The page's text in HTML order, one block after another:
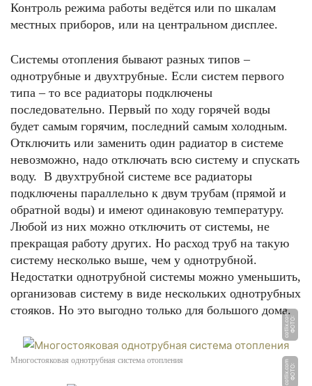
Контроль режима работы ведётся или по шкалам
местных приборов, или на центральном дисплее.
Системы отопления бывают разных типов –
однотрубные и двухтрубные. Если систем первого
типа – то все радиаторы подключены
последовательно. Первый по ходу горячей воды
будет самым горячим, последний самым холодным.
Отключить или заменить один радиатор в системе
невозможно, надо отключать всю систему и спускать
воду. В двухтрубной системе все радиаторы
подключены параллельно к двум трубам (прямой и
обратной воды) и имеют одинаковую температуру.
Любой из них можно отключить от системы, не
прекращая работу других. Но расход труб на такую
систему несколько выше, чем у однотрубной.
Недостатки однотрубной системы можно уменьшить,
организовав систему в виде нескольких однотрубных
стояков. Но это выгодно только для большого дома.
Ф
О
Т
О:
c
o
tli
x.
c
o
m
Многостояковая однотрубная система отопления
Ф
О
Т
О:
c
o
tli
x.
c
o
m